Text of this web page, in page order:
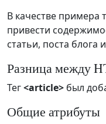
В качестве примера
привести
статьи, поста
Разница между
Тег<article> был
Общие атрибуты